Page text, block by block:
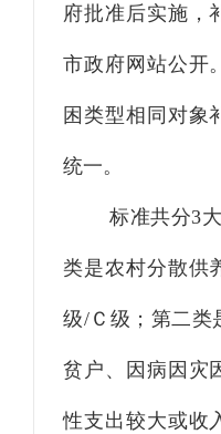
府批准后实施，
市政府网站公开
困类型相同对象
统一。
标准共分3
类是农村分散供
级/Ｃ级；第二类
贫户、因病因灾
性支出较大或收